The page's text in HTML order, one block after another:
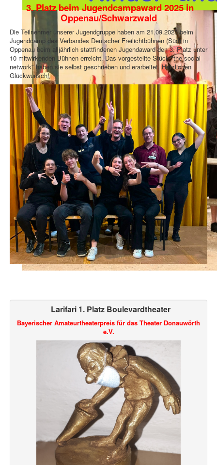
3. Platz beim Jugendcampaward 2025 in
Oppenau/Schwarzwald
Die Teilnehmer unserer Jugendgruppe haben am 21.09.2025 beim
Jugendcamp des Verbandes Deutscher Freilichtbühnen (Süd) in
Oppenau beim alljährlich stattfindenen Jugendaward den 3. Platz unter
10 mitwirkenden Bühnen erreicht. Das vorgestellte Stück "the social
network" haben sie selbst geschrieben und erarbeitet. Herzlichen
Glückwunsch!
Larifari 1. Platz Boulevardtheater
Bayerischer Amateurtheaterpreis für das Theater Donauwörth
e.V.